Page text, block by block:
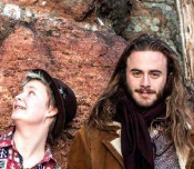
search